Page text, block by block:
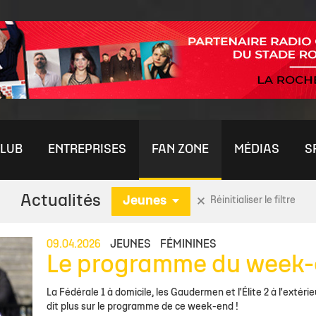
Stade Rochelais TV
Photothèque
Effectif
Staff
Féminines
Actu Espoirs
Effectif
Actu Jeunes
Détection / Recrutement
Le Centre de Formation
L'Académie
ENTREPRISES
Offre Billetterie VIP
Offre visibilité & Sponsoring
FAN ZONE
TV Nos Boutiques
Les Clubs de Supporters
MÉDIAS
Temps Média
Actualités Jeunes Réinitialiser le filtre
09.04.2026 JEUNES FÉMININES
Le programme du
La Fédérale 1 à domicile, les Gaudermen et l'Élite 2 à
dit plus sur le programme de ce week-end !